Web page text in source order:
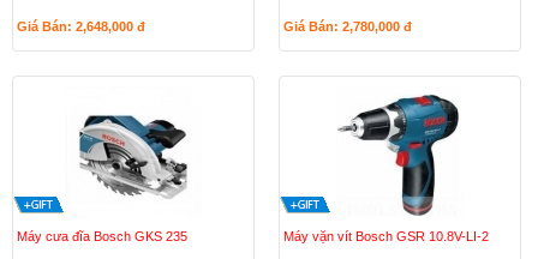
Giá Bán: 2,648,000 đ Giá Bán: 2,780,000 đ
Máy cưa đĩa Bosch GKS 235 Máy vặn vít Bosch GSR 10.8V-LI-2